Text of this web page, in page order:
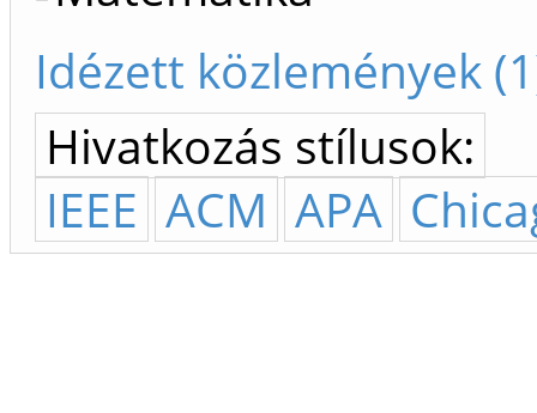
Idézett közlemények
Hivatkozás stílusok:
IEEE ACM APA